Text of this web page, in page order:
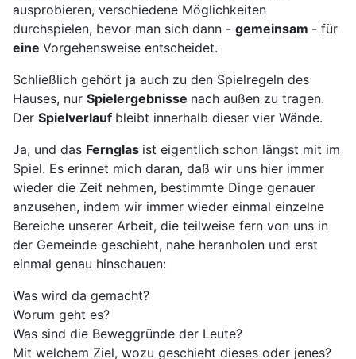
ausprobieren, verschiedene Möglichkeiten
durchspielen, bevor man sich dann - gemeinsam - für
eine Vorgehensweise entscheidet.
Schließlich gehört ja auch zu den Spielregeln des
Hauses, nur Spielergebnisse nach außen zu tragen.
Der Spielverlauf bleibt innerhalb dieser vier Wände.
Ja, und das Fernglas ist eigentlich schon längst mit im
Spiel. Es erinnet mich daran, daß wir uns hier immer
wieder die Zeit nehmen, bestimmte Dinge genauer
anzusehen, indem wir immer wieder einmal einzelne
Bereiche unserer Arbeit, die teilweise fern von uns in
der Gemeinde geschieht, nahe heranholen und erst
einmal genau hinschauen:
Was wird da gemacht?
Worum geht es?
Was sind die Beweggründe der Leute?
Mit welchem Ziel, wozu geschieht dieses oder jenes?